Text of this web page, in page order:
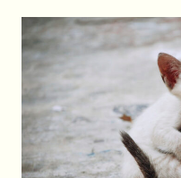
SÓ
ESQUECEU
A
ESCOVA?
COMO
CUIDAR
DOS
DENTES
DOS